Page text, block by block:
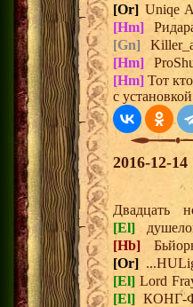
[Or] Uniqe
[Hm]
[Gn]
[Hm]
[Hm] Тот
с
2016-12-
Двадцать
[El]
[Hb]
[Or]
[El] Lord
[El] КОНГ-